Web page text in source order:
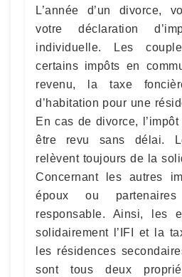
L’année d’un divorce,
votre déclaration
individuelle. Les
certains impôts en
revenu, la taxe
d’habitation pour une
En cas de divorce,
être revu sans délai.
relèvent toujours de la
Concernant les autres
époux ou
responsable. Ainsi, les
solidairement l’IFI et la
les résidences
sont tous deux